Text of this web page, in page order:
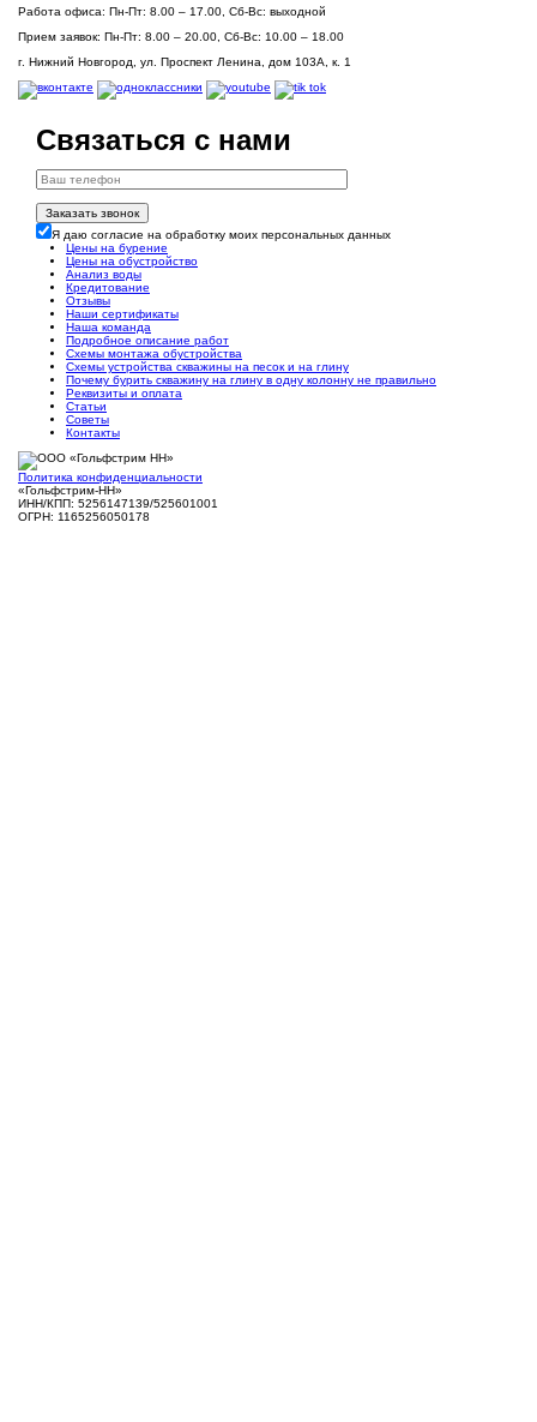
Работа офиса: Пн-Пт: 8.00 – 17.00, Сб-Вс: выходной
Прием заявок: Пн-Пт: 8.00 – 20.00, Сб-Вс: 10.00 – 18.00
г. Нижний Новгород, ул. Проспект Ленина, дом 103А, к. 1
Связаться с нами
Заказать звонок
Я даю согласие на обработку моих персональных данных
Цены на бурение
Цены на обустройство
Анализ воды
Кредитование
Отзывы
Наши сертификаты
Наша команда
Подробное описание работ
Схемы монтажа обустройства
Схемы устройства скважины на песок и на глину
Почему бурить скважину на глину в одну колонну не правильно
Реквизиты и оплата
Статьи
Советы
Контакты
Политика конфиденциальности
«Гольфстрим-НН»
ИНН/КПП: 5256147139/525601001
ОГРН: 1165256050178